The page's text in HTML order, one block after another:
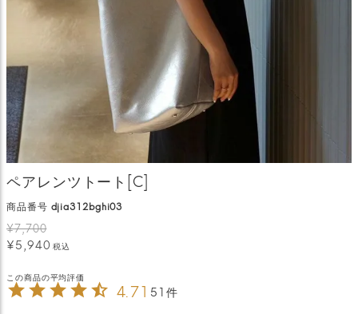
ペアレンツトート[C]
商品番号 djia312bghi03
¥7,700
¥5,940 税込
4.71 51